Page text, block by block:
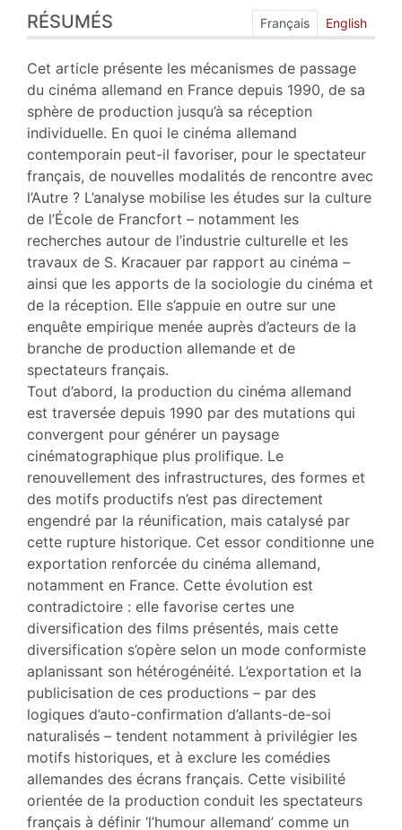
Index
Plan
Texte
Bibliographie
Notes
Citer cet article
Auteur
RÉSUMÉS Français English
Cet article présente les mécanismes de passage
du cinéma allemand en France depuis 1990, de sa
sphère de production jusqu’à sa réception
individuelle. En quoi le cinéma allemand
contemporain peut-il favoriser, pour le spectateur
français, de nouvelles modalités de rencontre avec
l’Autre ? L’analyse mobilise les études sur la culture
de l’École de Francfort – notamment les
recherches autour de l’industrie culturelle et les
travaux de S. Kracauer par rapport au cinéma –
ainsi que les apports de la sociologie du cinéma et
de la réception. Elle s’appuie en outre sur une
enquête empirique menée auprès d’acteurs de la
branche de production allemande et de
spectateurs français.
Tout d’abord, la production du cinéma allemand
est traversée depuis 1990 par des mutations qui
convergent pour générer un paysage
cinématographique plus prolifique. Le
renouvellement des infrastructures, des formes et
des motifs productifs n’est pas directement
engendré par la réunification, mais catalysé par
cette rupture historique. Cet essor conditionne une
exportation renforcée du cinéma allemand,
notamment en France. Cette évolution est
contradictoire : elle favorise certes une
diversification des films présentés, mais cette
diversification s’opère selon un mode conformiste
aplanissant son hétérogénéité. L’exportation et la
publicisation de ces productions – par des
logiques d’auto-confirmation d’allants-de-soi
naturalisés – tendent notamment à privilégier les
motifs historiques, et à exclure les comédies
allemandes des écrans français. Cette visibilité
orientée de la production conduit les spectateurs
français à définir ‘l’humour allemand’ comme un